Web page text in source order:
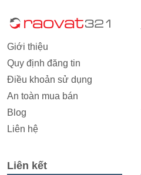
Giới thiệu
Quy định đăng tin
Điều khoản sử dụng
An toàn mua bán
Blog
Liên hệ
Liên kết